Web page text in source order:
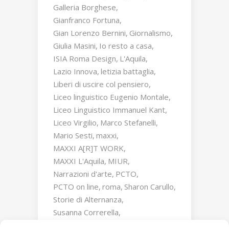
Galleria Borghese
Gianfranco Fortuna
Gian Lorenzo Bernini Giornalismo
Giulia Masini Io resto a casa
ISIA Roma Design L'Aquila
Lazio Innova letizia battaglia
Liberi di uscire col pensiero
Liceo linguistico Eugenio Montale
Liceo Linguistico Immanuel Kant
Liceo Virgilio Marco Stefanelli
Mario Sesti maxxi
MAXXI A[R]T WORK
MAXXI L'Aquila MIUR
Narrazioni d'arte PCTO
PCTO on line roma Sharon Carullo
Storie di Alternanza
Susanna Correrella